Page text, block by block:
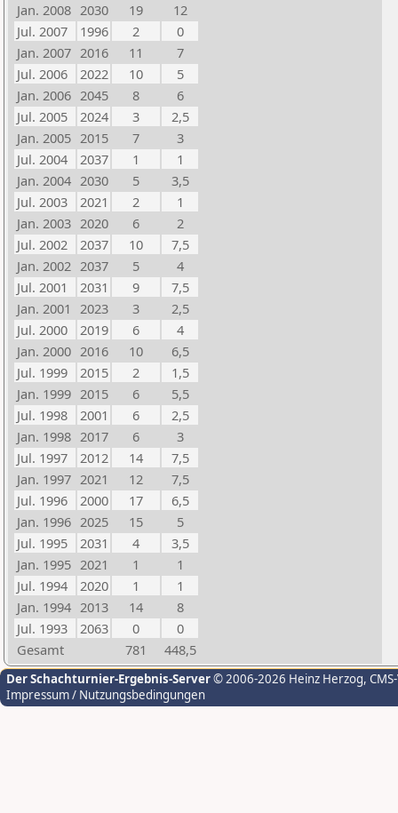
Jan. 2008 2030 19
12
Jul. 2007
1996 2
0
Jan. 2007 2016 11
7
Jul. 2006
2022 10
5
Jan. 2006 2045 8
6
Jul. 2005
2024 3
2,5
Jan. 2005 2015 7
3
Jul. 2004
2037 1
1
Jan. 2004 2030 5
3,5
Jul. 2003
2021 2
1
Jan. 2003 2020 6
2
Jul. 2002
2037 10
7,5
Jan. 2002 2037 5
4
Jul. 2001
2031 9
7,5
Jan. 2001 2023 3
2,5
Jul. 2000
2019 6
4
Jan. 2000 2016 10
6,5
Jul. 1999
2015 2
1,5
Jan. 1999 2015 6
5,5
Jul. 1998
2001 6
2,5
Jan. 1998 2017 6
3
Jul. 1997
2012 14
7,5
Jan. 1997 2021 12
7,5
Jul. 1996
2000 17
6,5
Jan. 1996 2025 15
5
Jul. 1995
2031 4
3,5
Jan. 1995 2021 1
1
Jul. 1994
2020 1
1
Jan. 1994 2013 14
8
Jul. 1993
2063 0
0
Gesamt
781 448,5
Der Schachturnier-Ergebnis-Server© 2006-2026 Heinz Herzog,
Impressum / Nutzungsbedingungen